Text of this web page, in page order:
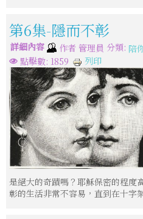
第6集-隱而不彰
詳細內容 作者 管理員 分類: 陪
點擊數: 1859
列印
是絕大的奇蹟嗎？耶穌保密的程度
彰的生活非常不容易，直到在十字